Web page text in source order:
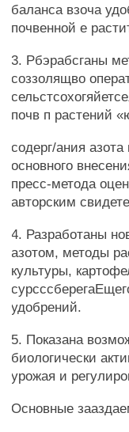
баланса взоча
почвенной е
3. Рбэрабсганы
соззолящво
почв п растений
содерг/ания
основного
пресс-метода
авторским
4. Разработаны
азотом, методы
культуры,
удобрений.
5. Показана
биологически
урожая и
Основные